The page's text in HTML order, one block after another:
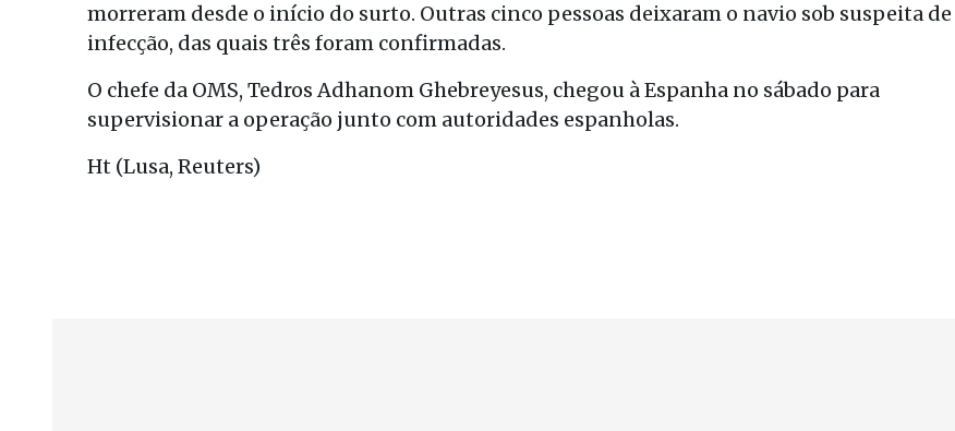
morreram desde o início do surto. Outras cinco pessoas deixaram o navio sob suspeita de
infecção, das quais três foram confirmadas.
O chefe da OMS, Tedros Adhanom Ghebreyesus, chegou à Espanha no sábado para
supervisionar a operação junto com autoridades espanholas.
Ht (Lusa, Reuters)